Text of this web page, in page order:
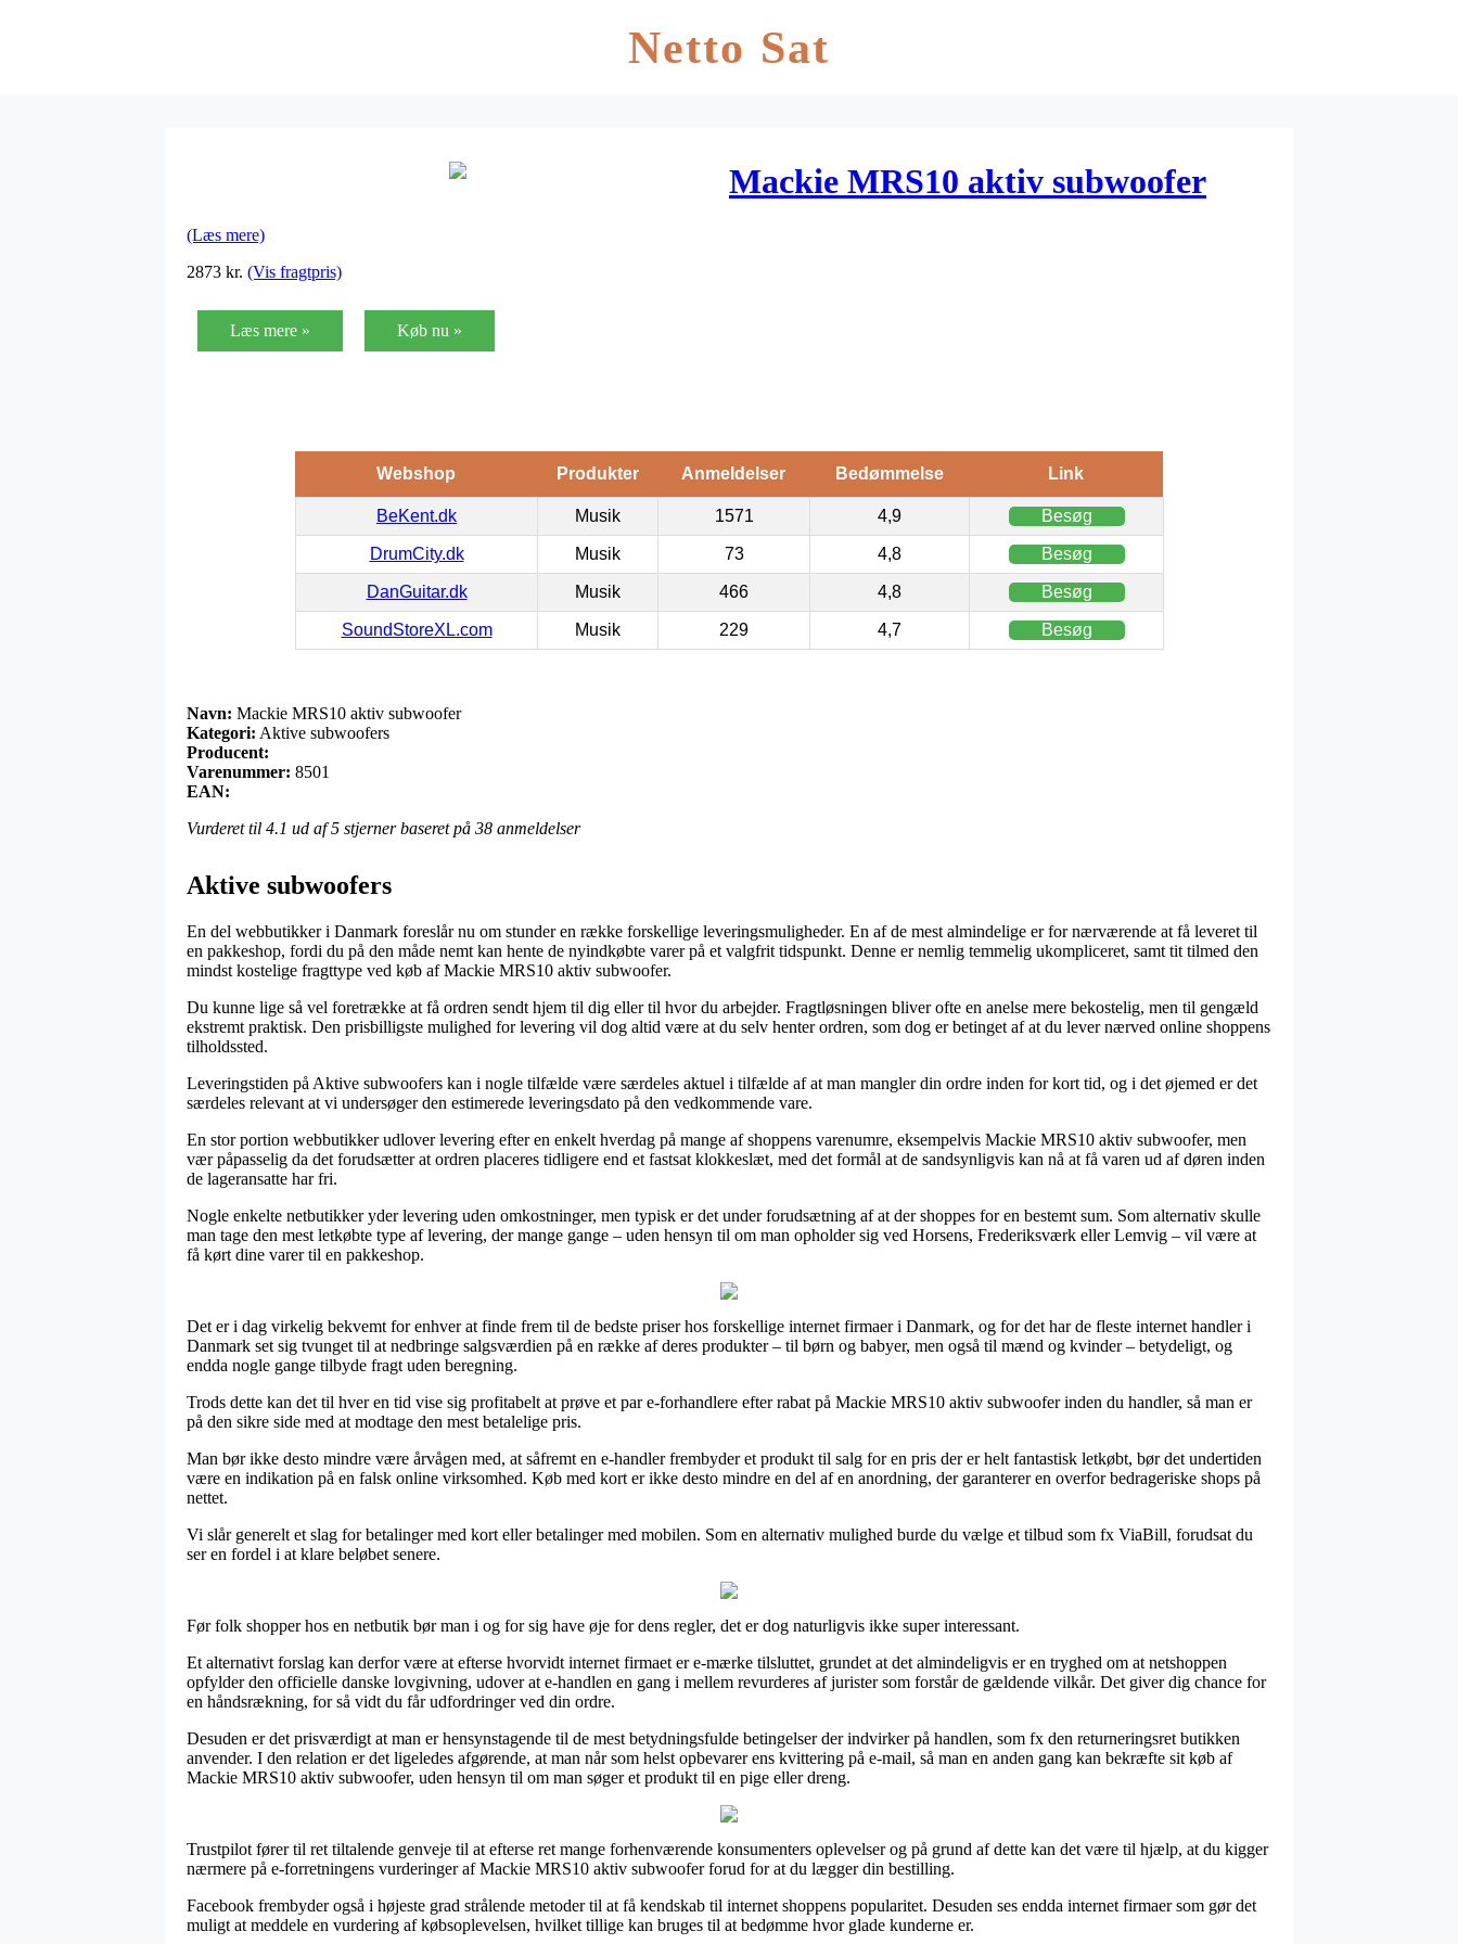
Netto Sat
Mackie MRS10 aktiv subwoofer
(Læs mere)
2873 kr. (Vis fragtpris)
Læs mere » Køb nu »
Webshop Produkter Anmeldelser Bedømmelse Link
BeKent.dk Musik 1571 4,9 Besøg
DrumCity.dk Musik 73 4,8 Besøg
DanGuitar.dk Musik 466 4,8 Besøg
SoundStoreXL.com Musik 229 4,7 Besøg
Navn: Mackie MRS10 aktiv subwoofer
Kategori: Aktive subwoofers
Producent:
Varenummer: 8501
EAN:
Vurderet til 4.1 ud af 5 stjerner baseret på 38 anmeldelser
Aktive subwoofers
En del webbutikker i Danmark foreslår nu om stunder en række forskellige leveringsmuligheder. En af de mest almindelige er for nærværende at få leveret til
en pakkeshop, fordi du på den måde nemt kan hente de nyindkøbte varer på et valgfrit tidspunkt. Denne er nemlig temmelig ukompliceret, samt tit tilmed den
mindst kostelige fragttype ved køb af Mackie MRS10 aktiv subwoofer.
Du kunne lige så vel foretrække at få ordren sendt hjem til dig eller til hvor du arbejder. Fragtløsningen bliver ofte en anelse mere bekostelig, men til gengæld
ekstremt praktisk. Den prisbilligste mulighed for levering vil dog altid være at du selv henter ordren, som dog er betinget af at du lever nærved online shoppens
tilholdssted.
Leveringstiden på Aktive subwoofers kan i nogle tilfælde være særdeles aktuel i tilfælde af at man mangler din ordre inden for kort tid, og i det øjemed er det
særdeles relevant at vi undersøger den estimerede leveringsdato på den vedkommende vare.
En stor portion webbutikker udlover levering efter en enkelt hverdag på mange af shoppens varenumre, eksempelvis Mackie MRS10 aktiv subwoofer, men
vær påpasselig da det forudsætter at ordren placeres tidligere end et fastsat klokkeslæt, med det formål at de sandsynligvis kan nå at få varen ud af døren inden
de lageransatte har fri.
Nogle enkelte netbutikker yder levering uden omkostninger, men typisk er det under forudsætning af at der shoppes for en bestemt sum. Som alternativ skulle
man tage den mest letkøbte type af levering, der mange gange – uden hensyn til om man opholder sig ved Horsens, Frederiksværk eller Lemvig – vil være at
få kørt dine varer til en pakkeshop.
Det er i dag virkelig bekvemt for enhver at finde frem til de bedste priser hos forskellige internet firmaer i Danmark, og for det har de fleste internet handler i
Danmark set sig tvunget til at nedbringe salgsværdien på en række af deres produkter – til børn og babyer, men også til mænd og kvinder – betydeligt, og
endda nogle gange tilbyde fragt uden beregning.
Trods dette kan det til hver en tid vise sig profitabelt at prøve et par e-forhandlere efter rabat på Mackie MRS10 aktiv subwoofer inden du handler, så man er
på den sikre side med at modtage den mest betalelige pris.
Man bør ikke desto mindre være årvågen med, at såfremt en e-handler frembyder et produkt til salg for en pris der er helt fantastisk letkøbt, bør det undertiden
være en indikation på en falsk online virksomhed. Køb med kort er ikke desto mindre en del af en anordning, der garanterer en overfor bedrageriske shops på
nettet.
Vi slår generelt et slag for betalinger med kort eller betalinger med mobilen. Som en alternativ mulighed burde du vælge et tilbud som fx ViaBill, forudsat du
ser en fordel i at klare beløbet senere.
Før folk shopper hos en netbutik bør man i og for sig have øje for dens regler, det er dog naturligvis ikke super interessant.
Et alternativt forslag kan derfor være at efterse hvorvidt internet firmaet er e-mærke tilsluttet, grundet at det almindeligvis er en tryghed om at netshoppen
opfylder den officielle danske lovgivning, udover at e-handlen en gang i mellem revurderes af jurister som forstår de gældende vilkår. Det giver dig chance for
en håndsrækning, for så vidt du får udfordringer ved din ordre.
Desuden er det prisværdigt at man er hensynstagende til de mest betydningsfulde betingelser der indvirker på handlen, som fx den returneringsret butikken
anvender. I den relation er det ligeledes afgørende, at man når som helst opbevarer ens kvittering på e-mail, så man en anden gang kan bekræfte sit køb af
Mackie MRS10 aktiv subwoofer, uden hensyn til om man søger et produkt til en pige eller dreng.
Trustpilot fører til ret tiltalende genveje til at efterse ret mange forhenværende konsumenters oplevelser og på grund af dette kan det være til hjælp, at du kigger
nærmere på e-forretningens vurderinger af Mackie MRS10 aktiv subwoofer forud for at du lægger din bestilling.
Facebook frembyder også i højeste grad strålende metoder til at få kendskab til internet shoppens popularitet. Desuden ses endda internet firmaer som gør det
muligt at meddele en vurdering af købsoplevelsen, hvilket tillige kan bruges til at bedømme hvor glade kunderne er.